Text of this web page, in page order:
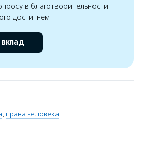
в благотворительности.
достигнем
, права человека